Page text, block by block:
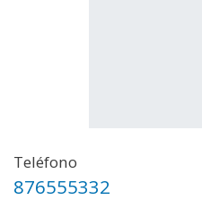
Teléfono
876555332